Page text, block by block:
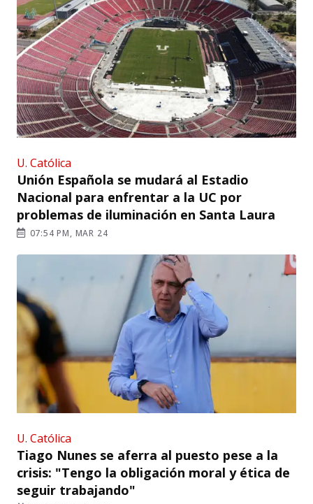
U. Católica
Unión Española se mudará al Estadio
Nacional para enfrentar a la UC por
problemas de iluminación en Santa Laura
07:54 PM, MAR 24
U. Católica
Tiago Nunes se aferra al puesto pese a la
crisis: "Tengo la obligación moral y ética de
seguir trabajando"